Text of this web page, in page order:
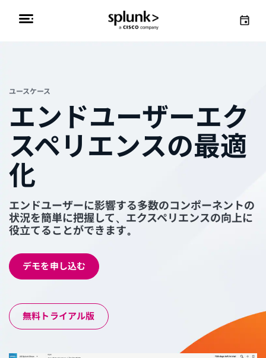
ユースケース
エンドユーザーエク
スペリエンスの最適
化
エンドユーザーに影響する多数のコンポーネントの
状況を簡単に把握して、エクスペリエンスの向上に
役立てることができます。
デモを申し込む
無料トライアル版